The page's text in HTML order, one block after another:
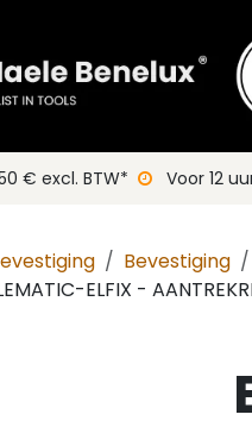
€ excl. BTW* Voor 12
Bevestiging
ELFIX -